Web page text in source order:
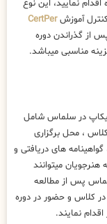
نمایید، این نوع
آموزشCertPer
از گذراندن دوره
مناسبی میباشد.
در سلماس شامل
، محل برگزاری
گواهینامه های دریافتی و
میتوانند
پس از مطالعه
کلاس و حضور در دوره
نمایند.